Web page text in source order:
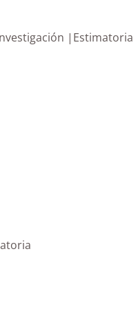
|Estimatoria